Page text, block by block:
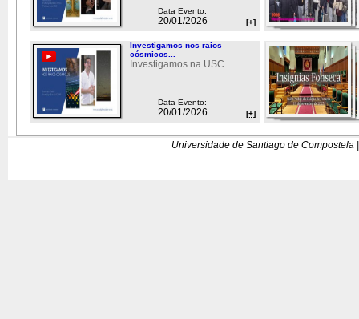
Data Evento:
20/01/2026 [+]
Investigamos nos raios
cósmicos...
Investigamos na USC
Data Evento:
20/01/2026 [+]
Universidade de Santiago de